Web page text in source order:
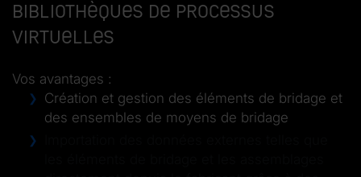
bibliothèques de processus
virtuelles
Vos avantages :
Création et gestion des éléments de bridage et
des ensembles de moyens de bridage